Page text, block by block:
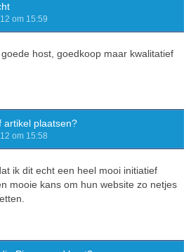
om 15:59
host, goedkoop maar kwalitatief
artikel plaatsen?
om 15:58
ik dit echt een heel mooi initiatief
mooie kans om hun website zo netjes